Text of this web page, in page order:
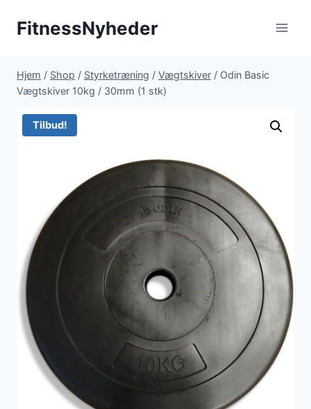
FitnessNyheder
Hjem / Shop / Styrketræning / Vægtskiver / Odin Basic
Vægtskiver 10kg / 30mm (1 stk)
Tilbud!